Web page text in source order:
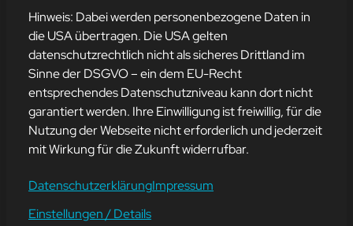
Bürgermeister-Regitz-Straße 40
66539 Neunkirchen
E-Mail:kontakt@mission-webstyle.de
Navigation
Webseitenerstellung
Webseite mieten
Webseiten Betreuung
Über Uns
Kontakt
Leistungen
Hinweis: Dabei werden personenbezogene Daten in
die USA übertragen. Die USA gelten
datenschutzrechtlich nicht als sicheres Drittland im
Sinne der DSGVO – ein dem EU-Recht
entsprechendes Datenschutzniveau kann dort nicht
garantiert werden. Ihre Einwilligung ist freiwillig, für die
Nutzung der Webseite nicht erforderlich und jederzeit
mit Wirkung für die Zukunft widerrufbar.
DatenschutzerklärungImpressum
Einstellungen / Details